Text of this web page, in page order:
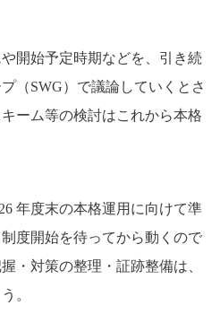
開始予定時期などを、引き続
（SWG）で議論していくとさ
ーム等の検討はこれから本格
年度末の本格運用に向けて準
度開始を待ってから動くので
・対策の整理・証跡整備は、
。